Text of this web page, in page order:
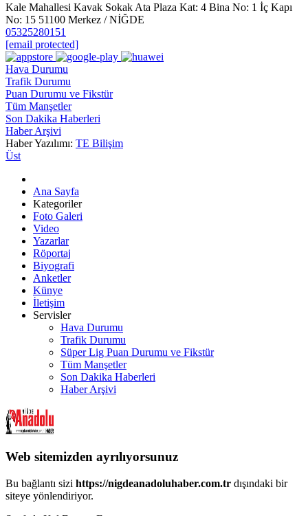
Kale Mahallesi Kavak Sokak Ata Plaza Kat: 4 Bina No: 1 İç Kapı
No: 15 51100 Merkez / NİĞDE
05325280151
[email protected]
Hava Durumu
Trafik Durumu
Puan Durumu ve Fikstür
Tüm Manşetler
Son Dakika Haberleri
Haber Arşivi
Haber Yazılımı: TE Bilişim
Üst
Ana Sayfa
Kategoriler
Foto Galeri
Video
Yazarlar
Röportaj
Biyografi
Anketler
Künye
İletişim
Servisler
Hava Durumu
Trafik Durumu
Süper Lig Puan Durumu ve Fikstür
Tüm Manşetler
Son Dakika Haberleri
Haber Arşivi
Web sitemizden ayrılıyorsunuz
Bu bağlantı sizi https://nigdeanadoluhaber.com.tr dışındaki bir
siteye yönlendiriyor.